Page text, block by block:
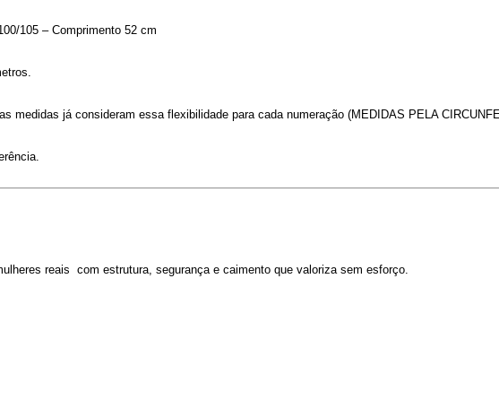
105 – Comprimento 52 cm
medidas já consideram essa flexibilidade para cada numeração (MEDIDAS PELA
reais  com estrutura, segurança e caimento que valoriza sem esforço.